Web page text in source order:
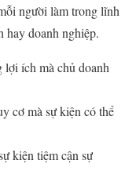
người làm trong lĩnh
hay doanh nghiệp.
lợi ích mà chủ doanh
cơ mà sự kiện có thể
kiện tiệm cận sự